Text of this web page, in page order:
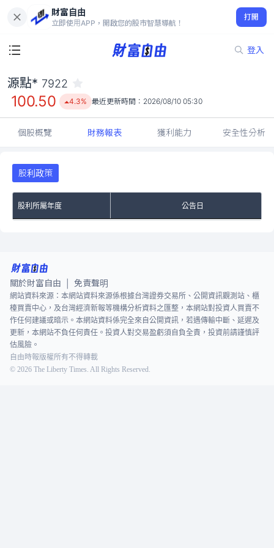
財富自由
立即使用APP，開啟您的股市智慧導航！
打開
登入
100.50
4.3%
源點* 7922
100.50 4.3% 最近更新時間： 2026/08/10 05:30
個股概覽 財務報表 獲利能力 安全性分析
股利政策
股利所屬年度 公告日
關於財富自由 免責聲明
網站資料來源：本網站資料來源係根據台灣證券交易所、公開資訊觀測站、櫃
檯買賣中心，及台灣經濟新報等機構分析資料之匯整，本網站對投資人買賣不
作任何建議或暗示。本網站資料係完全來自公開資訊，若遇傳輸中斷、延遲及
更新，本網站不負任何責任。投資人對交易盈虧須自負全責，投資前請謹慎評
估風險。
自由時報版權所有不得轉載
© 2026 The Liberty Times. All Rights Reserved.